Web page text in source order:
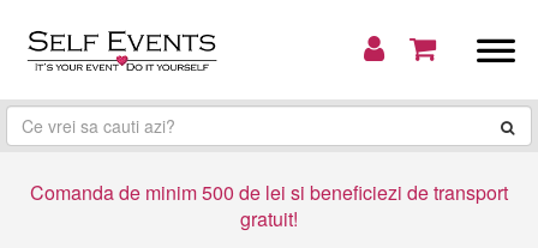
Comanda de minim 500 de lei si beneficiezi de transport
gratuit!